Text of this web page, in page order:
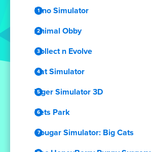
Dino Simulator
Animal Obby
Collect n Evolve
Cat Simulator
Tiger Simulator 3D
Pets Park
Cougar Simulator: Big Cats